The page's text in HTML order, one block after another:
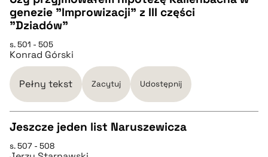
pobierz cytat
CZYSTY TEKST
pobierz cytat
BIBTEX
pobierz cytat
genezie "Improwizacji" z III części
"Dziadów"
s. 501 - 505
Konrad Górski
Pełny tekst Zacytuj Udostępnij
CZYSTY TEKST
Jeszcze jeden list Naruszewicza
s. 507 - 508